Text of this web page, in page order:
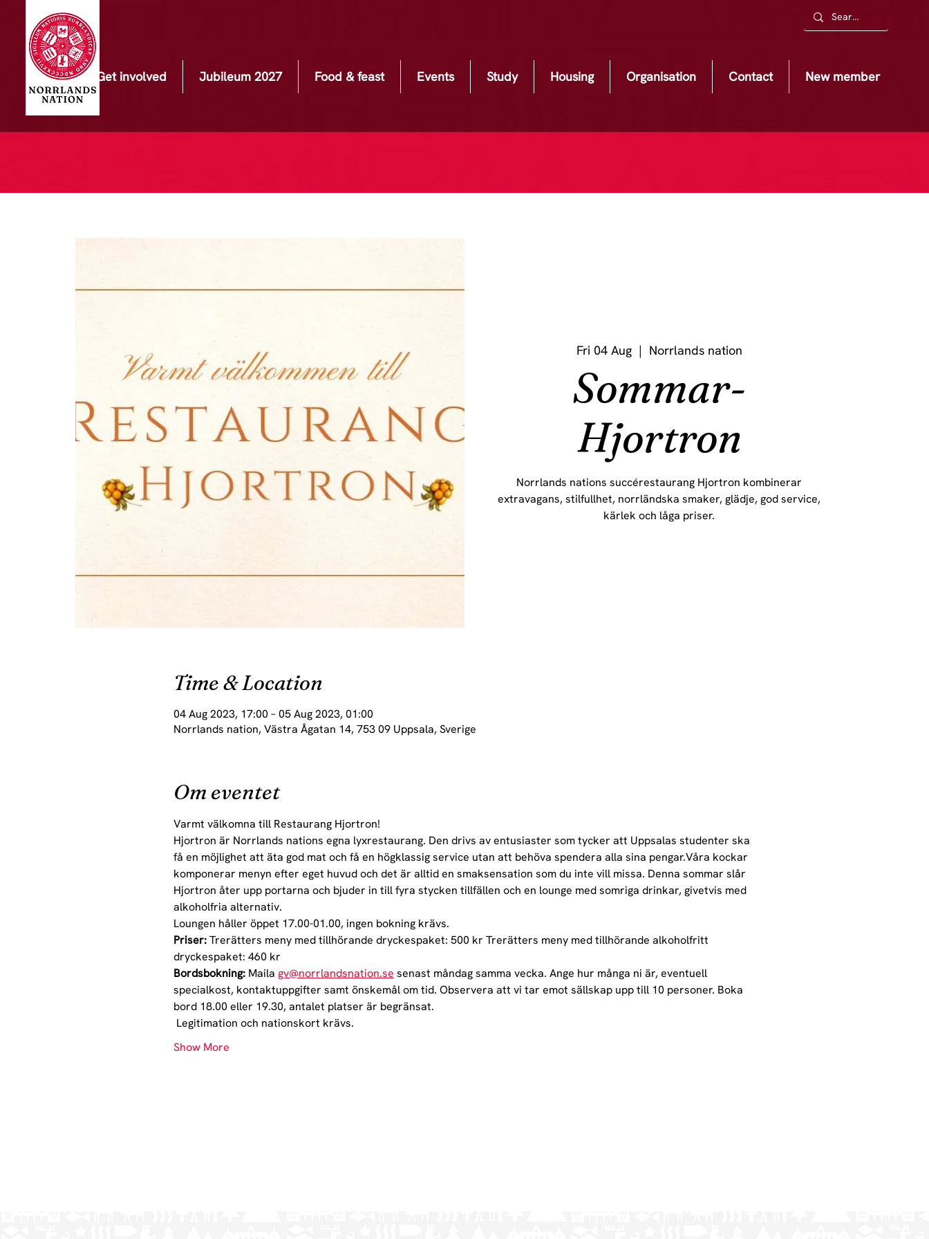
Get involved Jubileum 2027 Food & feast Events Study Housing Organisation Contact New member
Fri 04 Aug
  |
Norrlands nation
Sommar-
Hjortron
Norrlands nations succérestaurang Hjortron kombinerar
extravagans, stilfullhet, norrländska smaker, glädje, god service,
kärlek och låga priser.
Time & Location
04 Aug 2023, 17:00 – 05 Aug 2023, 01:00
Norrlands nation, Västra Ågatan 14, 753 09 Uppsala, Sverige
Om eventet
Varmt välkomna till Restaurang Hjortron!
Hjortron är Norrlands nations egna lyxrestaurang. Den drivs av entusiaster som tycker att Uppsalas studenter ska
få en möjlighet att äta god mat och få en högklassig service utan att behöva spendera alla sina pengar.Våra kockar
komponerar menyn efter eget huvud och det är alltid en smaksensation som du inte vill missa. Denna sommar slår
Hjortron åter upp portarna och bjuder in till fyra stycken tillfällen och en lounge med somriga drinkar, givetvis med
alkoholfria alternativ.
Loungen håller öppet 17.00-01.00, ingen bokning krävs.
Priser: Trerätters meny med tillhörande dryckespaket: 500 kr Trerätters meny med tillhörande alkoholfritt
dryckespaket: 460 kr
Bordsbokning: Maila gv@norrlandsnation.se senast måndag samma vecka. Ange hur många ni är, eventuell
specialkost, kontaktuppgifter samt önskemål om tid. Observera att vi tar emot sällskap upp till 10 personer. Boka
bord 18.00 eller 19.30, antalet platser är begränsat.
Legitimation och nationskort krävs.
Show More